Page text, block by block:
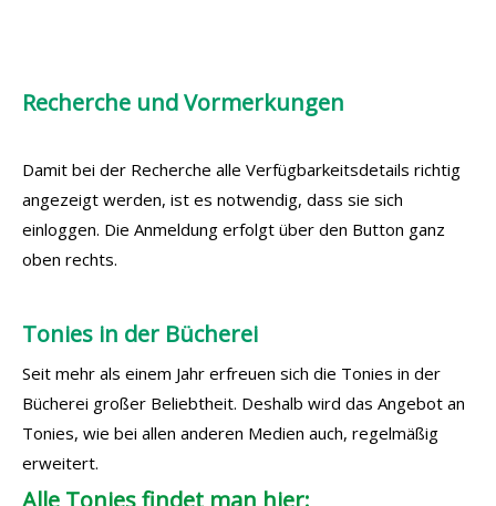
Recherche und Vormerkungen
Damit bei der Recherche alle Verfügbarkeitsdetails richtig
angezeigt werden, ist es notwendig, dass sie sich
einloggen. Die Anmeldung erfolgt über den Button ganz
oben rechts.
Tonies in der Bücherei
Seit mehr als einem Jahr erfreuen sich die Tonies in der
Bücherei großer Beliebtheit. Deshalb wird das Angebot an
Tonies, wie bei allen anderen Medien auch, regelmäßig
erweitert.
Alle Tonies findet man hier: